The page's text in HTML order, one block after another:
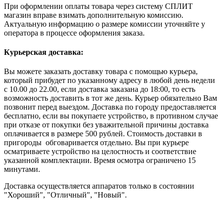
При оформлении оплаты товара через систему СПЛИТ
магазин вправе взимать дополнительную комиссию.
Актуальную информацию о размере комиссии уточняйте у
оператора в процессе оформления заказа.
Курьерская доставка:
Вы можете заказать доставку товара с помощью курьера,
который прибудет по указанному адресу в любой день недели
с 10.00 до 22.00, если доставка заказана до 18:00, то есть
возможность доставить в тот же день. Курьер обязательно Вам
позвонит перед выездом. Доставка по городу предоставляется
бесплатно, если вы покупаете устройство, в противном случае
при отказе от покупки без уважительной причины доставка
оплачивается в размере 500 рублей. Стоимость доставки в
пригороды обговаривается отдельно. Вы при курьере
осматриваете устройство на целостность и соответствие
указанной комплектации. Время осмотра ограничено 15
минутами.
Доставка осуществляется аппаратов только в состоянии
"Хороший", "Отличный", "Новый".